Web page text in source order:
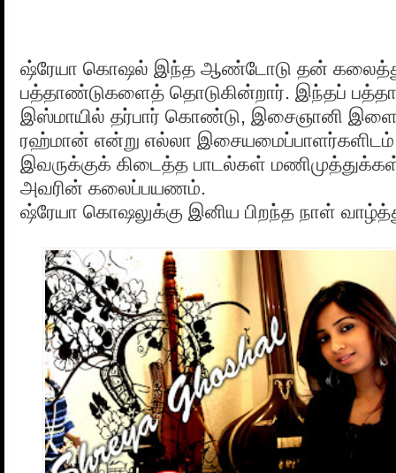
ஷ்ரேயா கொஷல் இந்த ஆண்டோடு தன்
பத்தாண்டுகளைத் தொடுகின்றார். இந்தப்
இஸ்மாயில் தர்பார் கொண்டு, இசைஞானி
ரஹ்மான் என்று எல்லா இசையமைப்பாளர்களிடம்
இவருக்குக் கிடைத்த பாடல்கள்
அவரின் கலைப்பயணம்.
ஷ்ரேயா கொஷலுக்கு இனிய பிறந்த நாள்